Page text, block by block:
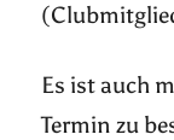
Es ist auch
Termin zu